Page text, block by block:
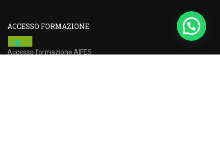
ACCESSO FORMAZIONE
Accesso formazione AIFES